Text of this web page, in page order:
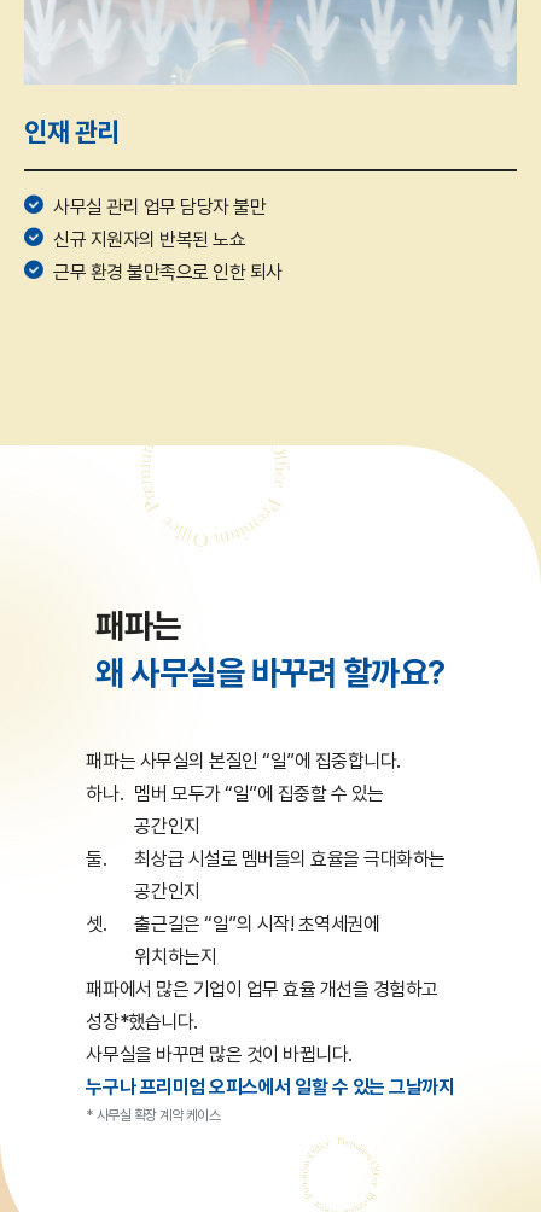
인재 관리
사무실 관리 업무 담당자 불만
신규 지원자의 반복된 노쇼
근무 환경 불만족으로 인한 퇴사
패파는
왜 사무실을 바꾸려 할까요?
패파는 사무실의 본질인 “일”에 집중합니다.
하나. 멤버 모두가 “일”에 집중할 수 있는
공간인지
둘.
최상급 시설로 멤버들의 효율을 극대화하는
공간인지
셋.
출근길은 “일”의 시작! 초역세권에
위치하는지
패파에서 많은 기업이 업무 효율 개선을 경험하고
성장*했습니다.
사무실을 바꾸면 많은 것이 바뀝니다.
누구나 프리미엄 오피스에서 일할 수 있는 그날까지
* 사무실 확장 계약 케이스